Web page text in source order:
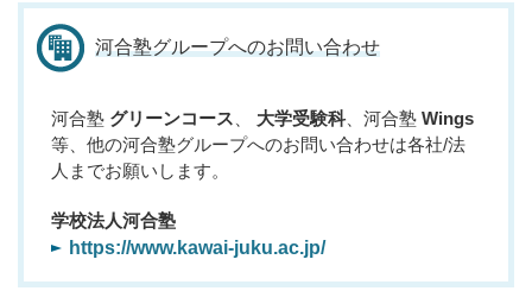
河合塾グループへのお問い合わせ
河合塾 グリーンコース、 大学受験科、河合塾 Wings
等、他の河合塾グループへのお問い合わせは各社/法
人までお願いします。
学校法人河合塾
https://www.kawai-juku.ac.jp/